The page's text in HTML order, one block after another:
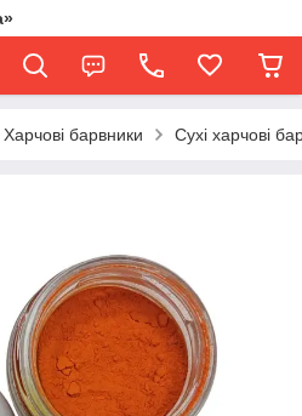
Харчові барвники Сухі харчові